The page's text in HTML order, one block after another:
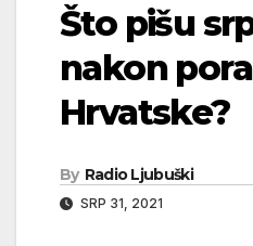
Što pišu
nakon
Hrvatske?
By Radio Ljubuški
SRP 31, 2021